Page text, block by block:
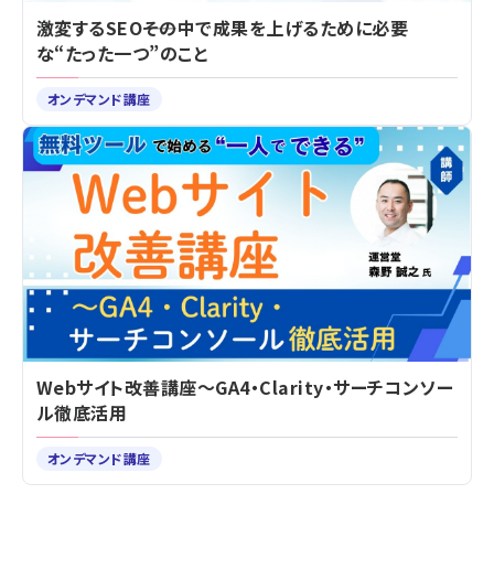
激変するSEO――その中で成果を上げるために必要
な“たった一つ”のこと
オンデマンド講座
Webサイト改善講座～GA4・Clarity・サーチコンソー
ル徹底活用
オンデマンド講座